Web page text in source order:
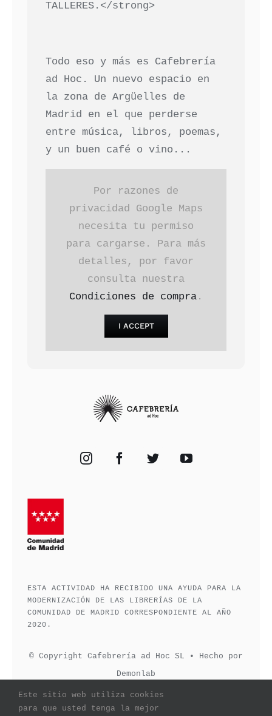
TALLERES.</strong>
Todo eso y más es Cafebrería
ad Hoc. Un nuevo espacio en
la zona de Argüelles de
Madrid en el que perderse
entre música, libros, poemas,
y un buen café o vino...
Por razones de
privacidad Google Maps
necesita tu permiso
para cargarse. Para más
detalles, por favor
consulta nuestra
Condiciones de compra .
I ACCEPT
ESTA ACTIVIDAD HA RECIBIDO UNA AYUDA PARA LA
MODERNIZACIÓN DE LAS LIBRERÍAS DE LA
COMUNIDAD DE MADRID CORRESPONDIENTE AL AÑO
2020.
© Copyright Cafebrería ad Hoc SL • Hecho por
Demonlab
Este sitio web utiliza cookies
para que usted tenga la mejor